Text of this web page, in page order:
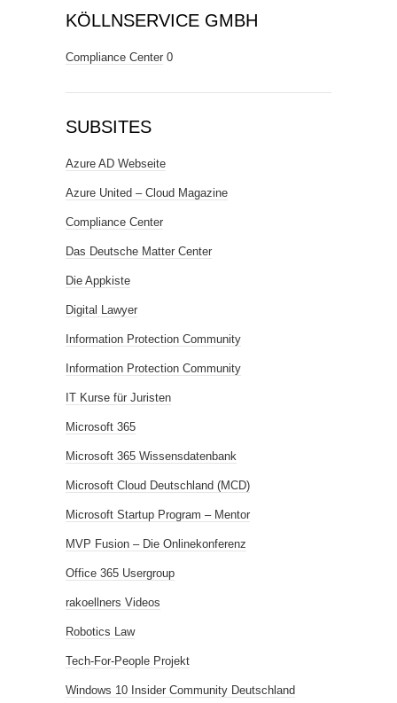
KÖLLNSERVICE GMBH
Compliance Center 0
SUBSITES
Azure AD Webseite
Azure United – Cloud Magazine
Compliance Center
Das Deutsche Matter Center
Die Appkiste
Digital Lawyer
Information Protection Community
Information Protection Community
IT Kurse für Juristen
Microsoft 365
Microsoft 365 Wissensdatenbank
Microsoft Cloud Deutschland (MCD)
Microsoft Startup Program – Mentor
MVP Fusion – Die Onlinekonferenz
Office 365 Usergroup
rakoellners Videos
Robotics Law
Tech-For-People Projekt
Windows 10 Insider Community Deutschland